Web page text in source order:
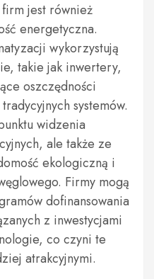
jest również
energetyczna.
wykorzystują
takie jak inwertery,
oszczędności
systemów.
widzenia
ale także ze
ekologiczną i
Firmy mogą
dofinansowania
z inwestycjami
co czyni te
atrakcyjnymi.